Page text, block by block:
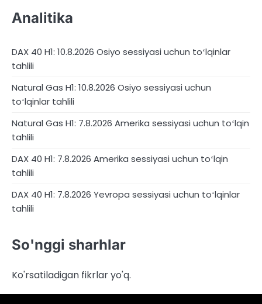
Analitika
DAX 40 H1: 10.8.2026 Osiyo sessiyasi uchun toʻlqinlar
tahlili
Natural Gas H1: 10.8.2026 Osiyo sessiyasi uchun
toʻlqinlar tahlili
Natural Gas H1: 7.8.2026 Amerika sessiyasi uchun toʻlqin
tahlili
DAX 40 H1: 7.8.2026 Amerika sessiyasi uchun toʻlqin
tahlili
DAX 40 H1: 7.8.2026 Yevropa sessiyasi uchun toʻlqinlar
tahlili
So'nggi sharhlar
Ko'rsatiladigan fikrlar yo'q.